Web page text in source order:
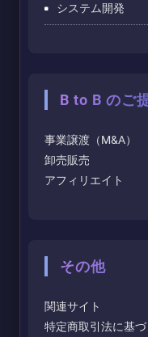
システム開発
B to B のご
事業譲渡（M&A）
卸売販売
アフィリエイト
その他
関連サイト
特定商取引法に基